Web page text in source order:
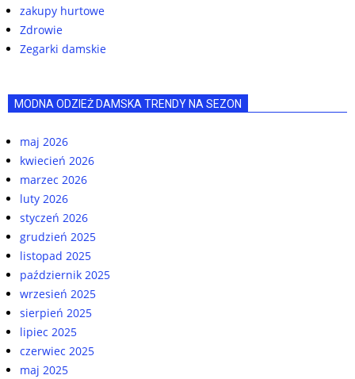
zakupy hurtowe
Zdrowie
Zegarki damskie
MODNA ODZIEŻ DAMSKA TRENDY NA SEZON
maj 2026
kwiecień 2026
marzec 2026
luty 2026
styczeń 2026
grudzień 2025
listopad 2025
październik 2025
wrzesień 2025
sierpień 2025
lipiec 2025
czerwiec 2025
maj 2025